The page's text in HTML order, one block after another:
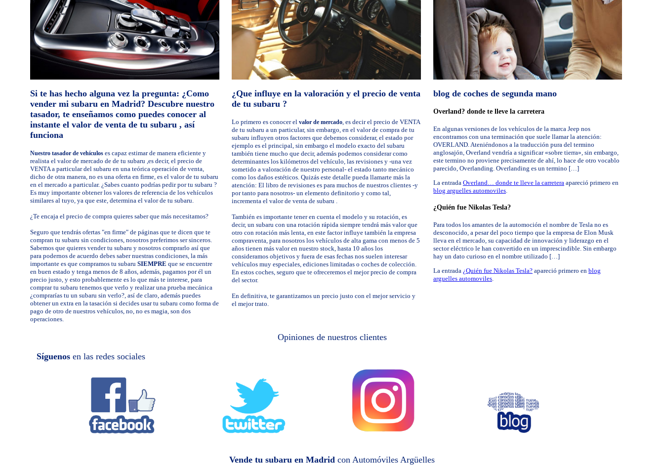
Si te has hecho alguna vez la pregunta: ¿Como
vender mi subaru en Madrid? Descubre nuestro
tasador, te enseñamos como puedes conocer al
instante el valor de venta de tu subaru , así
funciona
Nuestro tasador de vehículoses capaz estimar de manera eficiente y
realista el valor de mercado de de tu subaru ,es decir, el precio de
VENTA a particular del subaru en una teórica operación de venta,
dicho de otra manera, no es una oferta en firme, es el valor de tu subaru
en el mercado a particular. ¿Sabes cuanto podrías pedir por tu subaru ?
Es muy importante obtener los valores de referencia de los vehículos
similares al tuyo, ya que este, determina el valor de tu subaru.
¿Te encaja el precio de compra quieres saber que más necesitamos?
Seguro que tendrás ofertas "en firme" de páginas que te dicen que te
compran tu subaru sin condiciones, nosotros preferimos ser sinceros.
Sabemos que quieres vender tu subaru y nosotros comprarlo así que
para podernos de acuerdo debes saber nuestras condiciones, la más
importante es que compramos tu subaruSIEMPRE que se encuentre
en buen estado y tenga menos de 8 años, además, pagamos por él un
precio justo, y esto probablemente es lo que más te interese, para
comprar tu subaru tenemos que verlo y realizar una prueba mecánica
¿comprarías tu un subaru sin verlo?, así de claro, además puedes
obtener un extra en la tasación si decides usar tu subaru como forma de
pago de otro de nuestros vehículos, no, no es magia, son dos
operaciones.
¿Que influye en la valoración y el precio de venta
de tu subaru ?
Lo primero es conocer elvalor de mercado , es decir el precio de VENTA
de tu subaru a un particular, sin embargo, en el valor de compra de tu
subaru influyen otros factores que debemos considerar, el estado por
ejemplo es el principal, sin embargo el modelo exacto del subaru
también tiene mucho que decir, además podemos considerar como
determinantes los kilómetros del vehículo, las revisiones y -una vez
sometido a valoración de nuestro personal- el estado tanto mecánico
como los daños estéticos. Quizás este detalle pueda llamarte más la
atención: El libro de revisiones es para muchos de nuestros clientes -y
por tanto para nosotros- un elemento definitorio y como tal,
incrementa el valor de venta de subaru .
También es importante tener en cuenta el modelo y su rotación, es
decir, un subaru con una rotación rápida siempre tendrá más valor que
otro con rotación más lenta, en este factor influye también la empresa
compraventa, para nosotros los vehículos de alta gama con menos de 5
años tienen más valor en nuestro stock, hasta 10 años los
consideramos objetivos y fuera de esas fechas nos suelen interesar
vehículos muy especiales, ediciones limitadas o coches de colección.
En estos coches, seguro que te ofreceremos el mejor precio de compra
del sector.
En definitiva, te garantizamos un precio justo con el mejor servicio y
el mejor trato.
blog de coches de segunda mano
Overland? donde te lleve la carretera
En algunas versiones de los vehículos de la marca Jeep nos
encontramos con una terminación que suele llamar la atención:
OVERLAND. Ateniéndonos a la traducción pura del termino
anglosajón, Overland vendría a significar «sobre tierra», sin embargo,
este termino no proviene precisamente de ahí, lo hace de otro vocablo
parecido, Overlanding. Overlanding es un termino […]
La entrada Overland… donde te lleve la carretera apareció primero en
blog arguelles automoviles.
¿Quién fue Nikolas Tesla?
Para todos los amantes de la automoción el nombre de Tesla no es
desconocido, a pesar del poco tiempo que la empresa de Elon Musk
lleva en el mercado, su capacidad de innovación y liderazgo en el
sector eléctrico le han convertido en un imprescindible. Sin embargo
hay un dato curioso en el nombre utilizado […]
La entrada ¿Quién fue Nikolas Tesla?apareció primero en blog
arguelles automoviles.
Opiniones de nuestros clientes
Síguenos en las redes sociales
Vende tu subaru en Madrid con Automóviles Argüelles